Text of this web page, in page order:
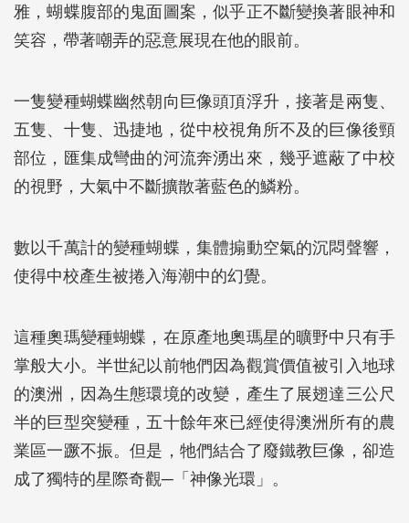
雅，蝴蝶腹部的鬼面圖案，似乎正不斷變換著眼神和
笑容，帶著嘲弄的惡意展現在他的眼前。
一隻變種蝴蝶幽然朝向巨像頭頂浮升，接著是兩隻、
五隻、十隻、迅捷地，從中校視角所不及的巨像後頸
部位，匯集成彎曲的河流奔湧出來，幾乎遮蔽了中校
的視野，大氣中不斷擴散著藍色的鱗粉。
數以千萬計的變種蝴蝶，集體搧動空氣的沉悶聲響，
使得中校產生被捲入海潮中的幻覺。
這種奧瑪變種蝴蝶，在原產地奧瑪星的曠野中只有手
掌般大小。半世紀以前牠們因為觀賞價值被引入地球
的澳洲，因為生態環境的改變，產生了展翅達三公尺
半的巨型突變種，五十餘年來已經使得澳洲所有的農
業區一蹶不振。但是，牠們結合了廢鐵教巨像，卻造
成了獨特的星際奇觀─「神像光環」。